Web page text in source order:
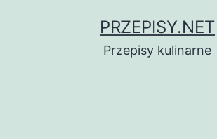
PRZEPISY.NET
Przepisy kulinarne